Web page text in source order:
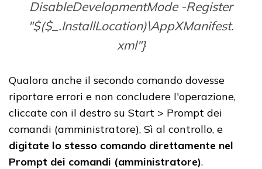
DisableDevelopmentMode -Register
"$($_.InstallLocation)\AppXManifest.
xml"}
Qualora anche il secondo comando dovesse
riportare errori e non concludere l'operazione,
cliccate con il destro su Start > Prompt dei
comandi (amministratore), Sì al controllo, e
digitate lo stesso comando direttamente nel
Prompt dei comandi (amministratore).